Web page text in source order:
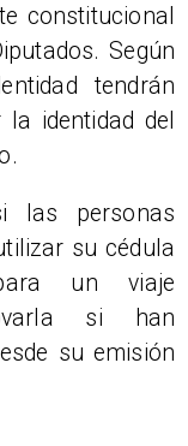
constitucional
Según
tendrán
identidad del
las personas
su cédula
un viaje
si han
su emisión